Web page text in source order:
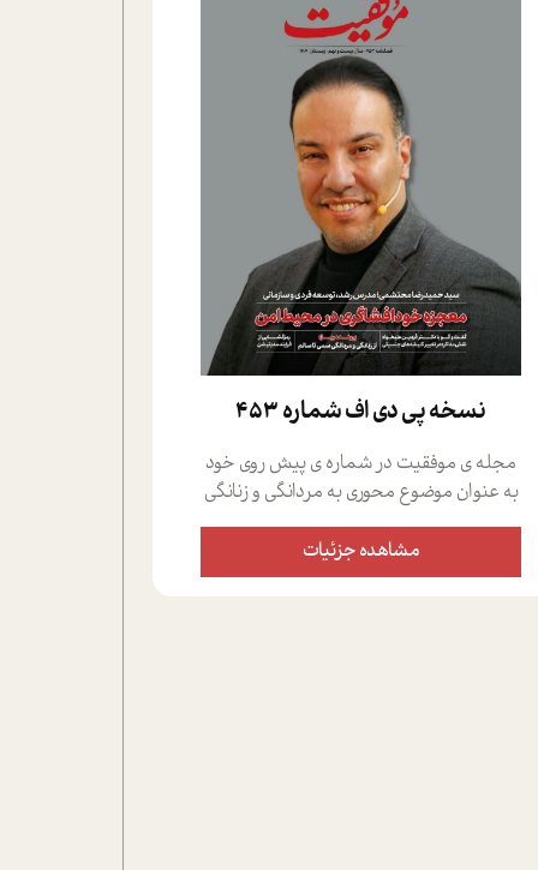
نسخه پي دي اف شماره 453
مجله ی موفقیت در شماره ی پیش روی خود
به عنوان موضوع محوری به مردانگی و زنانگی
سمی پرداخته است؛ علاوه بر این که؛ گفت و
گویی اختصاصی داشته ایم با فردین علیخواه،
جامعه شناس در بخش های مختلف تلاش
مشاهده جزئیات